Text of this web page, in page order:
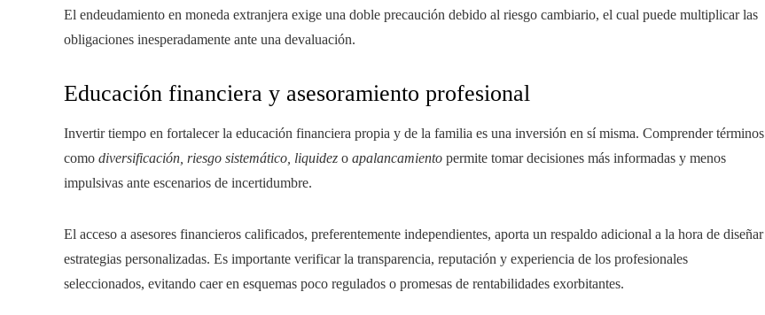
El endeudamiento en moneda extranjera exige una doble precaución debido al riesgo cambiario, el cual puede multiplicar las
obligaciones inesperadamente ante una devaluación.
Educación financiera y asesoramiento profesional
Invertir tiempo en fortalecer la educación financiera propia y de la familia es una inversión en sí misma. Comprender términos
como diversificación, riesgo sistemático, liquidez o apalancamiento permite tomar decisiones más informadas y menos
impulsivas ante escenarios de incertidumbre.
El acceso a asesores financieros calificados, preferentemente independientes, aporta un respaldo adicional a la hora de diseñar
estrategias personalizadas. Es importante verificar la transparencia, reputación y experiencia de los profesionales
seleccionados, evitando caer en esquemas poco regulados o promesas de rentabilidades exorbitantes.